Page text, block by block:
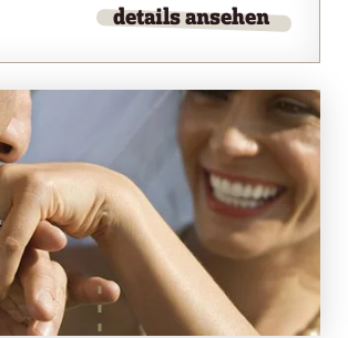
details ansehen